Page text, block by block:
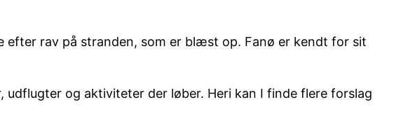
efter rav på stranden, som er blæst op. Fanø er kendt for sit
og aktiviteter der løber. Heri kan I finde flere forslag